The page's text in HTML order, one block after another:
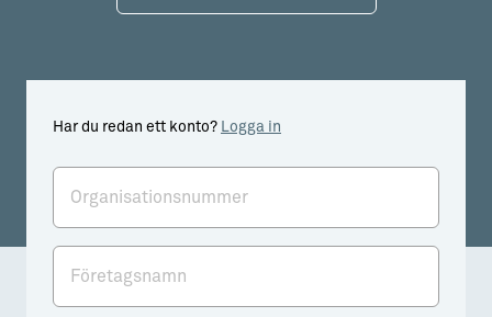
Har du redan ett konto? Logga in
Organisationsnummer
Företagsnamn